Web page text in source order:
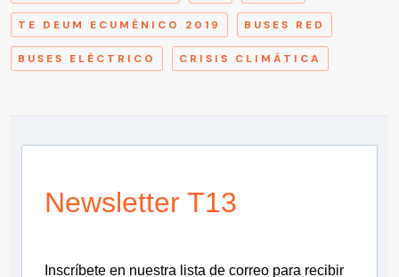
TE DEUM ECUMÉNICO 2019 BUSES RED
BUSES ELÉCTRICO CRISIS CLIMÁTICA
Newsletter T13
Inscríbete en nuestra lista de correo para recibir